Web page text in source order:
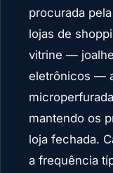
procurada
lojas de
vitrine —
eletrônicos —
mantendo os
loja fechada.
a frequência